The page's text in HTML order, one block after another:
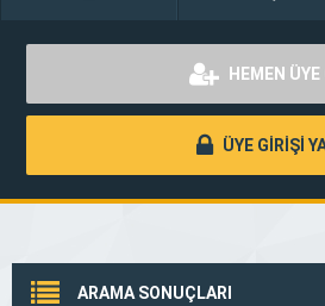
HEMEN ÜYE
ÜYE GİRİŞİ
ARAMA SONUÇLARI